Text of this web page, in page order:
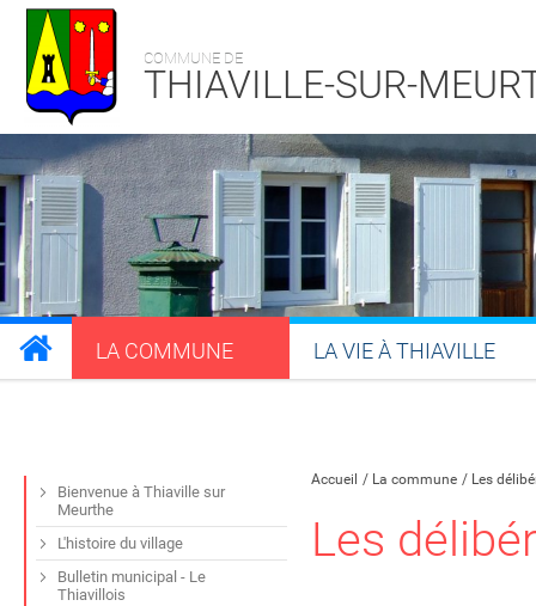
COMMUNE DE
THIAVILLE-SUR-
LA COMMUNE LA VIE À THIAVILLE
Accueil La commune Les
Les
Bienvenue à Thiaville sur
Meurthe
L'histoire du village
Bulletin municipal - Le
Thiavillois